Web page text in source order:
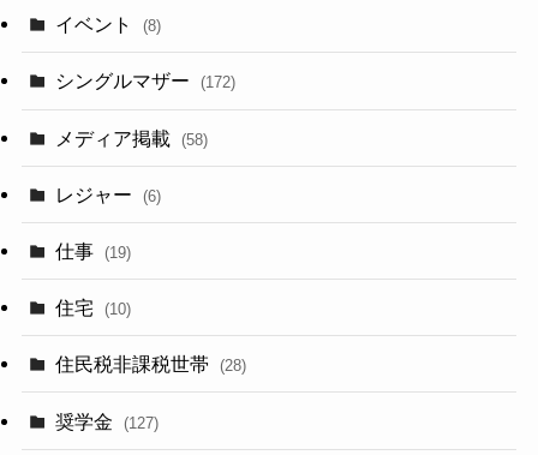
イベント (8)
シングルマザー (172)
メディア掲載 (58)
レジャー (6)
仕事 (19)
住宅 (10)
住民税非課税世帯 (28)
奨学金 (127)